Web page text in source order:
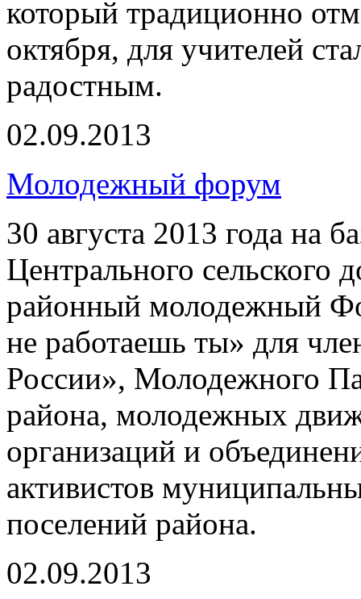
который традиционно
октября, для учителей
радостным.
02.09.2013
Молодежный форум
30 августа 2013 года на
Центрального
районный молодежный
не работаешь ты» для
России», Молодежного
района, молодежных
организаций и
активистов
поселений района.
02.09.2013